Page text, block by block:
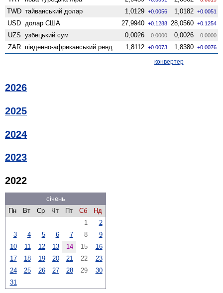
TWD тайванський долар 1,0129 +0.0056 1,0182 +0.0051
USD долар США 27,9940 +0.1288 28,0560 +0.1254
UZS узбецький сум 0,0026 0.0000 0,0026 0.0000
ZAR південно-африканський ренд 1,8112 +0.0073 1,8380 +0.0076
конвертер
2026
2025
2024
2023
2022
січень
Пн
Вт Ср Чт Пт Сб
Нд
1
2
3
4 5 6 7 8
9
10
11 12 13 14 15
16
17
18 19 20 21 22
23
24
25 26 27 28 29
30
31